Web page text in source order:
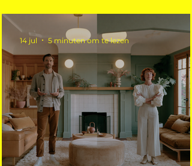
14 jul 5 minuten om te lezen